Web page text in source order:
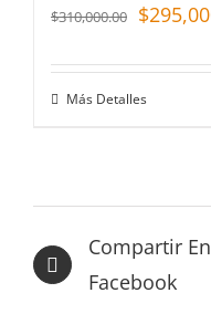
$310,000.00 $
Más Detalles
Compartir En
Facebook